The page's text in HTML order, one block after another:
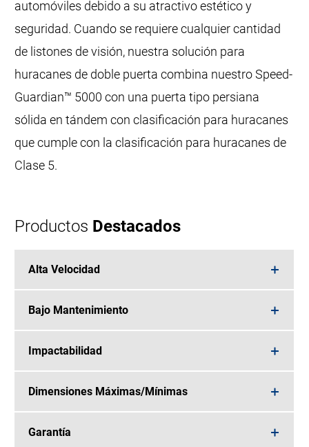
automóviles debido a su atractivo estético y
seguridad. Cuando se requiere cualquier cantidad
de listones de visión, nuestra solución para
huracanes de doble puerta combina nuestro Speed-
Guardian™ 5000 con una puerta tipo persiana
sólida en tándem con clasificación para huracanes
que cumple con la clasificación para huracanes de
Clase 5.
Productos Destacados
Alta Velocidad
Bajo Mantenimiento
Impactabilidad
Dimensiones Máximas/Mínimas
Garantía